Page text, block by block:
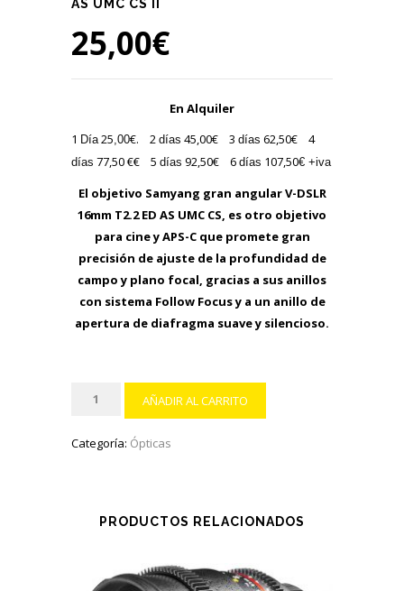
AS UMC CS II
25,00€
En Alquiler
1 Día25 ,00€. 2 días 45,00€ 3 días 62,50€ 4
días 77,50 €€ 5 días 92,50€ 6 días 107,50€ +iva
El objetivo Samyang gran angular V-DSLR
16mm T2.2 ED AS UMC CS, es otro objetivo
para cine y APS-C que promete gran
precisión de ajuste de la profundidad de
campo y plano focal, gracias a sus anillos
con sistema Follow Focus y a un anillo de
apertura de diafragma suave y silencioso.
Samyang
VDSLR
AÑADIR AL CARRITO
Categoría: Ópticas
PRODUCTOS RELACIONADOS